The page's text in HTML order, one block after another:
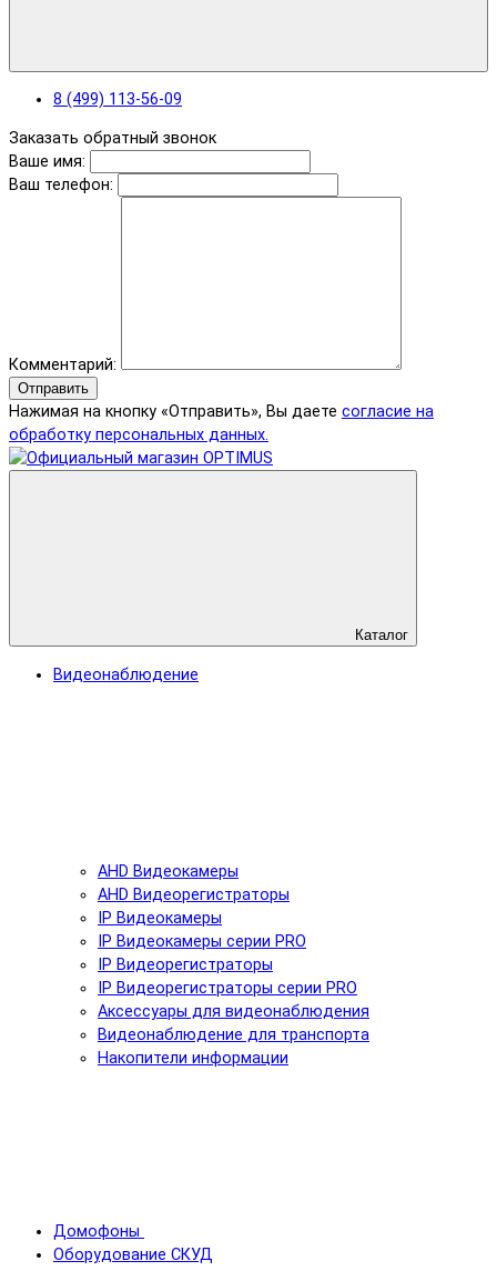
8 (499) 113-56-09
Заказать обратный звонок
Ваше имя:
Ваш телефон:
Комментарий:
Отправить
Нажимая на кнопку «Отправить», Вы даете согласие на
обработку персональных данных.
Каталог
Видеонаблюдение
AHD Видеокамеры
AHD Видеорегистраторы
IP Видеокамеры
IP Видеокамеры серии PRO
IP Видеорегистраторы
IP Видеорегистраторы серии PRO
Аксессуары для видеонаблюдения
Видеонаблюдение для транспорта
Накопители информации
Домофоны
Оборудование СКУД